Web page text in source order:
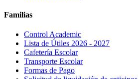
Familias
Control Academic
Lista de Útiles 2026 - 2027
Cafetería Escolar
Transporte Escolar
Formas de Pago